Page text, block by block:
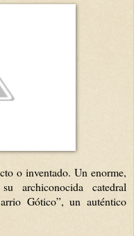
o inventado. Un enorme,
archiconocida catedral
Gótico”, un auténtico